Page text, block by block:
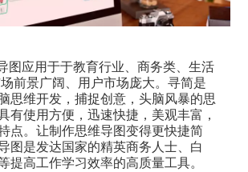
图应用于于教育行业、商务类、生活
前景广阔、用户市场庞大。寻简是
思维开发，捕捉创意，头脑风暴的思
有使用方便，迅速快捷，美观丰富，
点。让制作思维导图变得更快捷简
图是发达国家的精英商务人士、白
提高工作学习效率的高质量工具。